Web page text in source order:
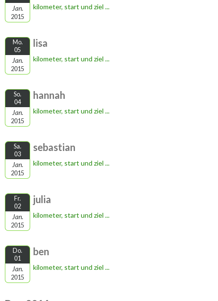
Jan.
2015
kilometer, start und ziel ...
Mo.
05
Jan.
2015
lisa
kilometer, start und ziel ...
So.
04
Jan.
2015
hannah
kilometer, start und ziel ...
Sa.
03
Jan.
2015
sebastian
kilometer, start und ziel ...
Fr.
02
Jan.
2015
julia
kilometer, start und ziel ...
Do.
01
Jan.
2015
ben
kilometer, start und ziel ...